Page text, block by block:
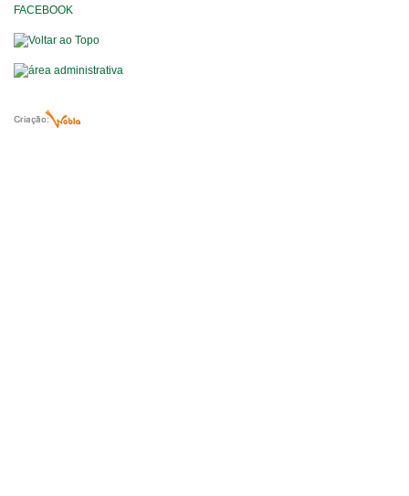
FACEBOOK
Voltar ao Topo
área administrativa